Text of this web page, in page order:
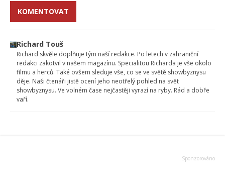
KOMENTOVAT
Richard Touš
Richard skvěle doplňuje tým naší redakce. Po letech v zahraniční
redakci zakotvil v našem magazínu. Specialitou Richarda je vše okolo
filmu a herců. Také ovšem sleduje vše, co se ve světě showbyznysu
děje. Naši čtenáři jistě ocení jeho neotřelý pohled na svět
showbyznysu. Ve volném čase nejčastěji vyrazí na ryby. Rád a dobře
vaří.